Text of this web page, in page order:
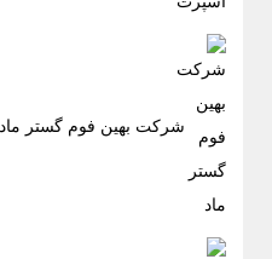
شرکت بهین فوم گستر ماد